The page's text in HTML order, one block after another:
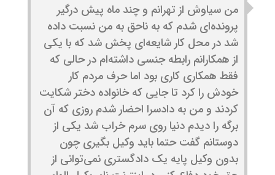
من سیاوش از تهرانم و چند ماه پیش درگیر
پرونده‌ای شدم که به ناحق به من نسبت داده
شد در محل کار شایعه‌ای پخش شد که با یکی
از همکارانم رابطه‌ جنسی داشته‌ام در حالی که
فقط همکاری کاری بود اما حرف مردم کار
خودش را کرد تا جایی که خانواده دختر شکایت
کردند و من به دادسرا احضار شدم روزی که آن
برگه را دیدم دنیا روی سرم خراب شد یکی از
دوستانم گفت حتما باید وکیل بگیری چون
بدون وکیل پایه یک دادگستری نمی‌توانی از